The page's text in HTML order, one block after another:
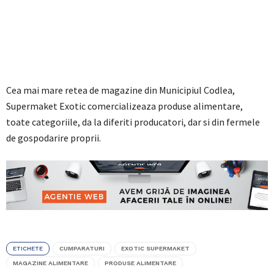
Cea mai mare retea de magazine din Municipiul Codlea,
Supermaket Exotic comercializeaza produse alimentare,
toate categoriile, da la diferiti producatori, dar si din fermele
de gospodarire proprii.
ETICHETE CUMPARATURI EXOTIC SUPERMAKET
MAGAZINE ALIMENTARE PRODUSE ALIMENTARE